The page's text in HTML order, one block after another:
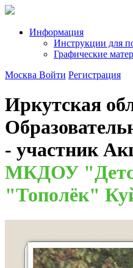
Информация
Инструкции для
Графические
Москва Войти Регистрация
Иркутская
- участник
МКДОУ
"Тополёк"